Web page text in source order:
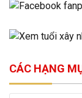
CÁC HẠNG